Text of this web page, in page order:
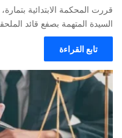
قررت المحكمة الابتدائية
السيدة المتهمة بصفع قائد
تابع القراءة